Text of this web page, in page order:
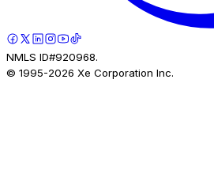
NMLS ID#920968.
© 1995-2026 Xe Corporation Inc.